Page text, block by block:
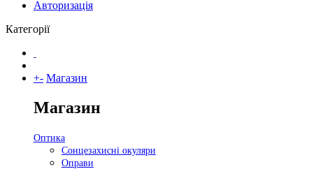
Авторизація
Категорії
+- Магазин
Магазин
Оптика
Сонцезахисні окуляри
Оправи